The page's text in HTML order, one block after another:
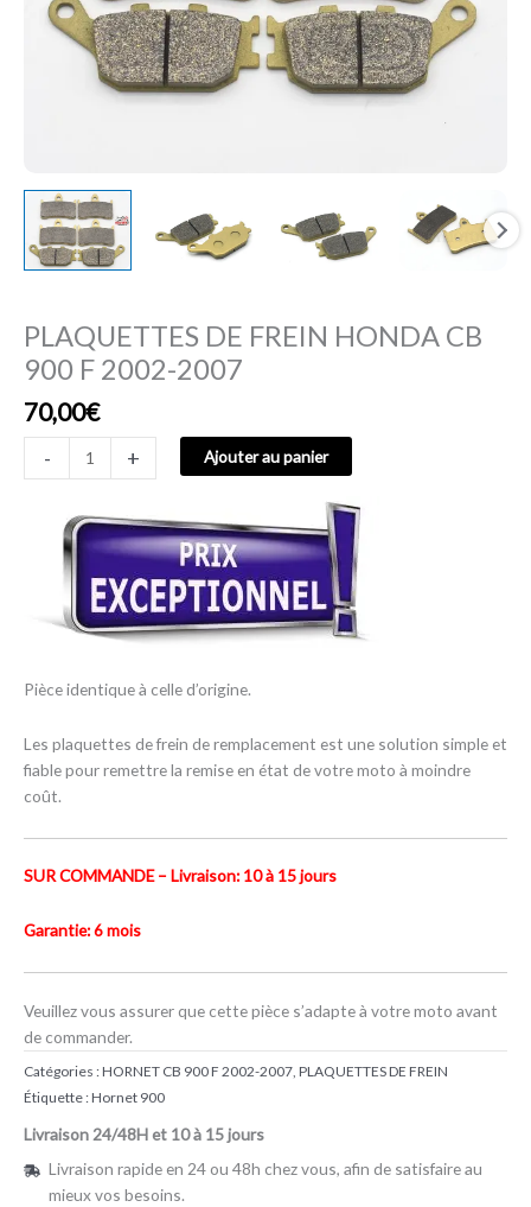
PLAQUETTES DE FREIN HONDA CB
900 F 2002-2007
70,00€
- + Ajouter au panier
Pièce identique à celle d’origine.
Les plaquettes de frein de remplacement est une solution simple et
fiable pour remettre la remise en état de votre moto à moindre
coût.
SUR COMMANDE – Livraison: 10 à 15 jours
Garantie: 6 mois
Veuillez vous assurer que cette pièce s’adapte à votre moto avant
de commander.
Catégories :HORNET CB 900 F 2002-2007 PLAQUETTES DE FREIN
Étiquette :Hornet 900
Livraison 24/48H et 10 à 15 jours
Livraison rapide en 24 ou 48h chez vous, afin de satisfaire au
mieux vos besoins.